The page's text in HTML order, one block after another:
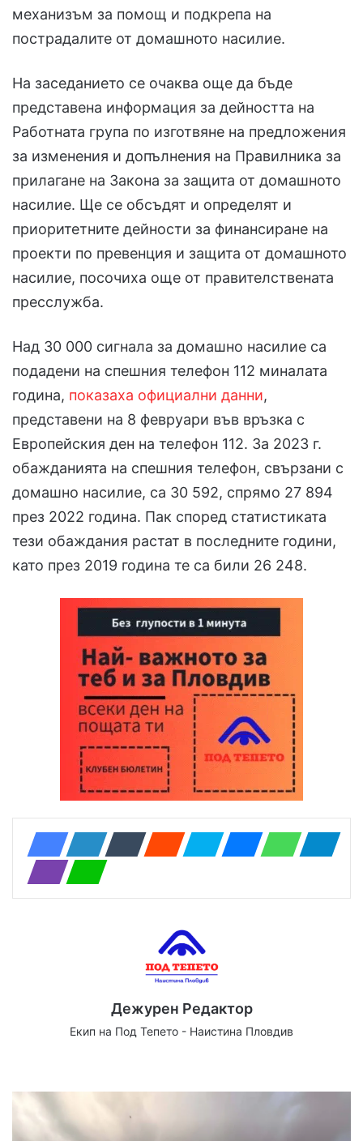
механизъм за помощ и подкрепа на
пострадалите от домашното насилие.
На заседанието се очаква още да бъде
представена информация за дейността на
Работната група по изготвяне на предложения
за изменения и допълнения на Правилника за
прилагане на Закона за защита от домашното
насилие. Ще се обсъдят и определят и
приоритетните дейности за финансиране на
проекти по превенция и защита от домашното
насилие, посочиха още от правителствената
пресслужба.
Над 30 000 сигнала за домашно насилие са
подадени на спешния телефон 112 миналата
година, показаха официални данни,
представени на 8 февруари във връзка с
Европейския ден на телефон 112. За 2023 г.
обажданията на спешния телефон, свързани с
домашно насилие, са 30 592, спрямо 27 894
през 2022 година. Пак според статистиката
тези обаждания растат в последните години,
като през 2019 година те са били 26 248.
Дежурен Редактор
Екип на Под Тепето - Наистина Пловдив